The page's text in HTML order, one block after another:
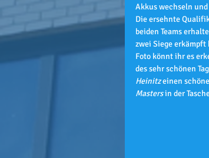
Akkus wechseln
Die ersehnte
beiden Teams
zwei Siege erkämpft
Foto könnt ihr es
des sehr schönen
Heinitz einen
Masters in der